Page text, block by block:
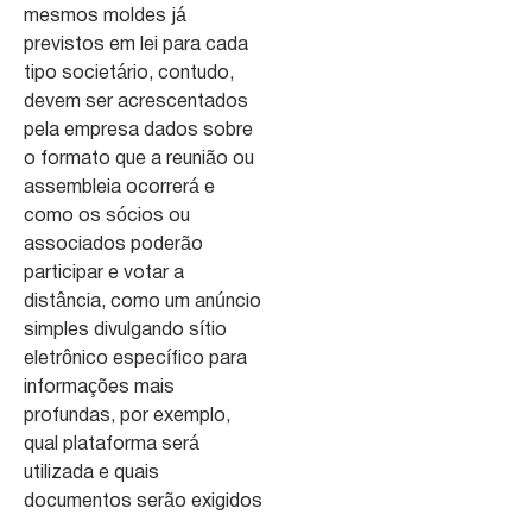
mesmos moldes já
previstos em lei para cada
tipo societário, contudo,
devem ser acrescentados
pela empresa dados sobre
o formato que a reunião ou
assembleia ocorrerá e
como os sócios ou
associados poderão
participar e votar a
distância, como um anúncio
simples divulgando sítio
eletrônico específico para
informações mais
profundas, por exemplo,
qual plataforma será
utilizada e quais
documentos serão exigidos